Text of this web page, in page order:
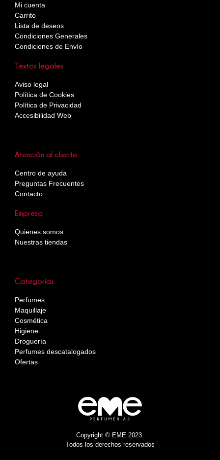
Copyright © EME 2023.
Todos los derechos reservados
Categorías
Perfumes
Maquillaje
Cosmética
Higiene
Droguería
Perfumes descatalogados
Ofertas
Atención al cliente
Centro de ayuda
Preguntas Frecuentes
Contacto
Empresa
Quienes somos
Nuestras tiendas
Mi cuenta
Carrito
Lista de deseos
Condiciones Generales
Condiciones de Envío
Textos legales
Aviso legal
Política de Cookies
Política de Privacidad
Accesibilidad Web